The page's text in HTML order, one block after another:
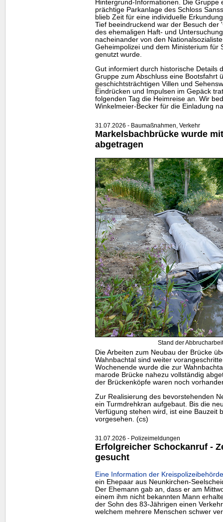
Hintergrund-Informationen. Die Gruppe
prächtige Parkanlage des Schloss
blieb Zeit für eine individuelle
Tief beeindruckend war der Besuch der
des ehemaligen Haft- und
nacheinander von den
Geheimpolizei und dem Ministerium für
genutzt wurde.
Gut informiert durch historische Details
Gruppe zum Abschluss eine Bootsfahrt
geschichtsträchtigen Villen und
Eindrücken und Impulsen im Gepäck
folgenden Tag die Heimreise an. Wir
Winkelmeier-Becker für die Einladung
31.07.2026 - Baumaßnahmen, Verkehr
Markelsbachbrücke wurde
abgetragen
Stand der
Die Arbeiten zum Neubau der Brücke
Wahnbachtal sind weiter
Wochenende wurde die zur
marode Brücke nahezu vollständig
der Brückenköpfe waren noch
Zur Realisierung des bevorstehenden
ein Turmdrehkran aufgebaut. Bis die
Verfügung stehen wird, ist eine Bauzeit
vorgesehen. (cs)
31.07.2026 - Polizeimeldungen
Erfolgreicher Schockanruf -
gesucht
Eine Information der
ein Ehepaar aus Neunkirchen-
Der Ehemann gab an, dass er am
einem ihm nicht bekannten Mann
der Sohn des 83-Jährigen einen
welchem mehrere Menschen schwer